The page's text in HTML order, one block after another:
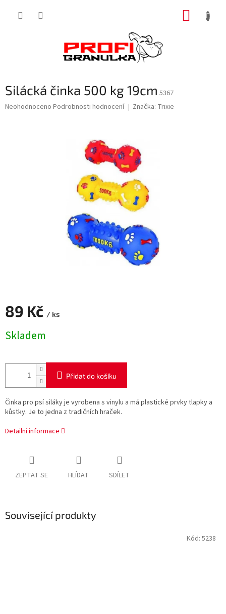
Silácká činka 500 kg 19cm 5367
Průměrné
Neohodnoceno Podrobnosti hodnocení Značka: Trixie
89 Kč / ks
cena:
Skladem
Přidat do košíku
Činka pro psí siláky je vyrobena s vinylu a má plastické prvky tlapky a
kůstky. Je to jedna z tradičních hraček.
Detailní informace
ZEPTAT SE HLÍDAT SDÍLET
Související produkty
Kód: 5238